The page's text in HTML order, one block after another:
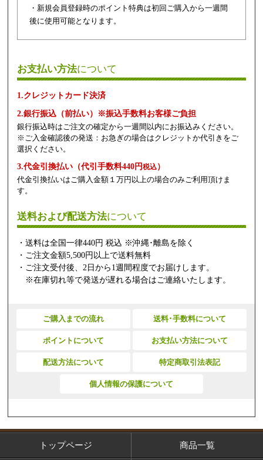
・新規会員登録時のポイント特典は初回ご購入から一週間
後に使用可能となります。
お支払い方法について
1.クレジットカード決済
2.銀行振込（前払い）※振込手数料お客様ご負担
銀行振込時はご注文の確定から一週間以内にお振込みください。
※ご入金確認後の発送：お急ぎの場合はクレジットか代引きをご
選択ください。
3.代金引換払い（代引手数料440円税込）
代金引換払いはご購入金額１万円以上の場合のみご利用頂けま
す。
送料および配送方法について
・送料は全国一律440円 税込 ※沖縄･離島を除く
・ご注文金額5,500円以上で送料無料
・ご注文受付後、2日から1週間程度でお届けします。
※在庫切れ等で発送が遅れる場合はご連絡いたします。
ご購入までの流れ 送料･手数料について
ポイントについて お支払い方法について
配送方法について 特定商取引法表記
個人情報の保護について
トップページ 商品一覧